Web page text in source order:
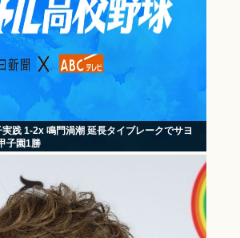
実践 1-2x 鳴門渦潮 延長タイブレークでサヨ
子園1勝